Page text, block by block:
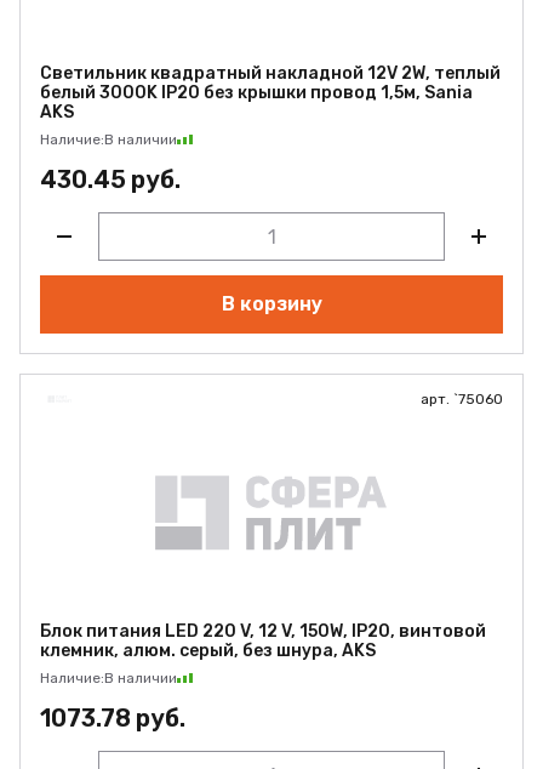
Светильник квадратный накладной 12V 2W, теплый
белый 3000K IP20 без крышки провод 1,5м, Sania
AKS
Наличие:В наличии
430.45 руб.
В корзину
арт. `75060
Блок питания LED 220 V, 12 V, 150W, IP20, винтовой
клемник, алюм. серый, без шнура, AKS
Наличие:В наличии
1073.78 руб.